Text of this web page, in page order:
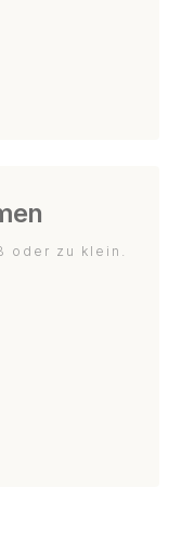
oder zu klein.